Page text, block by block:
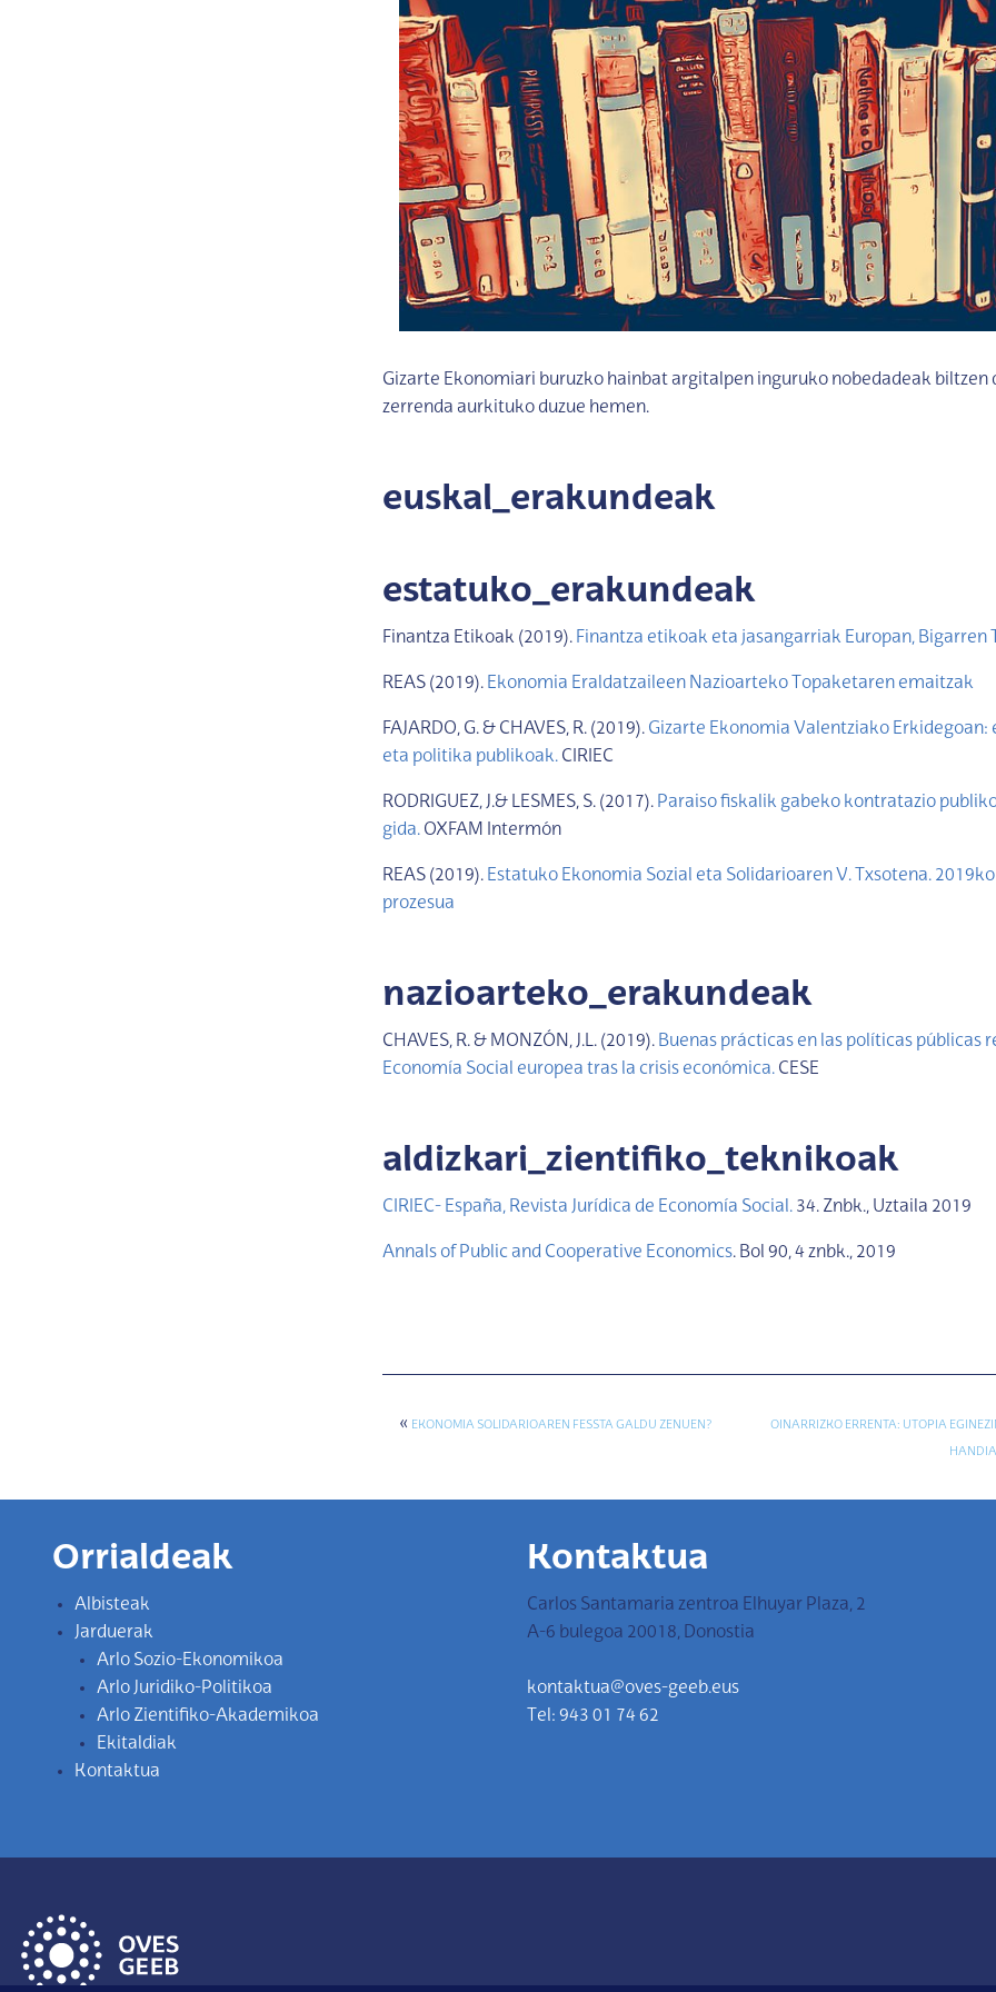
Gizarte Ekonomiari buruzko hainbat argitalpen inguruko nobedadeak biltzen
zerrenda aurkituko duzue hemen.
euskal_erakundeak
estatuko_erakundeak
Finantza Etikoak (2019). Finantza etikoak eta jasangarriak Europan, Bigarren
REAS (2019).Ekonomia Eraldatzaileen Nazioarteko Topaketaren emaitzak
FAJARDO, G. & CHAVES, R. (2019).Gizarte Ekonomia Valentziako Erkidegoan:
eta politika publikoak.CIRIEC
RODRIGUEZ, J.& LESMES, S. (2017). Paraiso fiskalik gabeko kontratazio
gida.OXFAM Intermón
REAS (2019). Estatuko Ekonomia Sozial eta Solidarioaren V. Txsotena.
prozesua
nazioarteko_erakundeak
CHAVES, R. & MONZÓN, J.L. (2019). Buenas prácticas en las políticas públicas
Economía Social europea tras la crisis económica.CESE
aldizkari_zientifiko_teknikoak
CIRIEC- España, Revista Jurídica de Economía Social.34. Znbk., Uztaila 2019
Annals of Public and Cooperative Economics. Bol 90, 4 znbk., 2019
« EKONOMIA SOLIDARIOAREN FESSTA GALDU ZENUEN? OINARRIZKO ERRENTA: UTOPIA
Orrialdeak
Albisteak
Jarduerak
Arlo Sozio-Ekonomikoa
Arlo Juridiko-Politikoa
Arlo Zientifiko-Akademikoa
Ekitaldiak
Kontaktua
Kontaktua
Carlos Santamaria zentroa Elhuyar Plaza, 2
A-6 bulegoa 20018, Donostia
kontaktua@oves-geeb.eus
Tel: 943 01 74 62